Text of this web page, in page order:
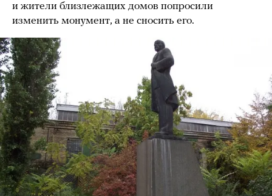
и жители близлежащих домов попросили
изменить монумент, а не сносить его.